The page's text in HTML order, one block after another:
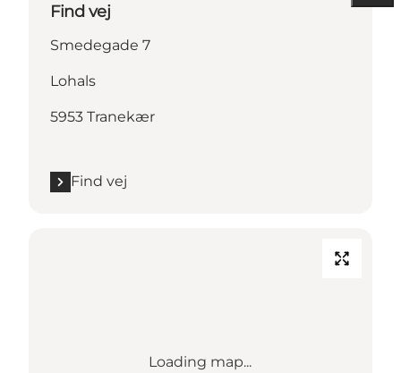
Find vej
Smedegade 7
Lohals
5953 Tranekær
Find vej
Loading map...